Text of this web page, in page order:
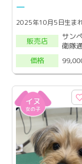
ー
2025年10月5日生ま
販売店
サン
衛隊
価格